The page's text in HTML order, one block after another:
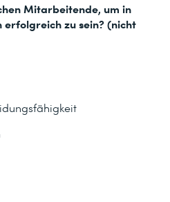
Mitarbeitende, um in
zu sein? (nicht